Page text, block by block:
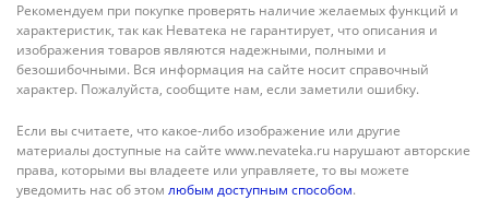
Рекомендуем при покупке проверять наличие желаемых функций и
характеристик, так как Неватека не гарантирует, что описания и
изображения товаров являются надежными, полными и
безошибочными. Вся информация на сайте носит справочный
характер. Пожалуйста, сообщите нам, если заметили ошибку.
Если вы считаете, что какое-либо изображение или другие
материалы доступные на сайте www.nevateka.ru нарушают авторские
права, которыми вы владеете или управляете, то вы можете
уведомить нас об этом любым доступным способом.